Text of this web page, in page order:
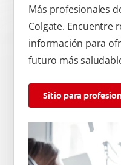
Más profesionales
Colgate. Encuentre
información para
futuro más
Sitio para